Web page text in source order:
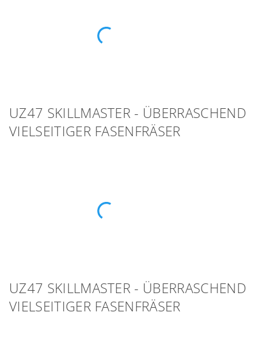
UZ47 SKILLMASTER - ÜBERRASCHEND
VIELSEITIGER FASENFRÄSER
UZ47 SKILLMASTER - ÜBERRASCHEND
VIELSEITIGER FASENFRÄSER